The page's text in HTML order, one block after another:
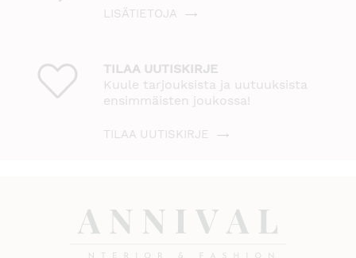
LISÄTIETOJA
TILAA UUTISKIRJE
Kuule tarjouksista ja uutuuksista
ensimmäisten joukossa!
TILAA UUTISKIRJE